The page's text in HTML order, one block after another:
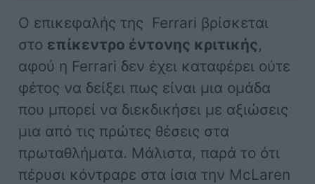
Ο επικεφαλής της Ferrari βρίσκεται
στο επίκεντρο έντονης κριτικής,
αφού η Ferrari δεν έχει καταφέρει ούτε
φέτος να δείξει πως είναι μια ομάδα
που μπορεί να διεκδικήσει με αξιώσεις
μια από τις πρώτες θέσεις στα
πρωταθλήματα. Μάλιστα, παρά το ότι
πέρυσι κόντραρε στα ίσια την McLaren